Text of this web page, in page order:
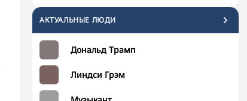
АКТУАЛЬНЫЕ ЛЮДИ
Дональд Трамп
Линдси Грэм